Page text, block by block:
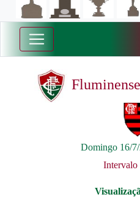
Domingo 16/
Intervalo